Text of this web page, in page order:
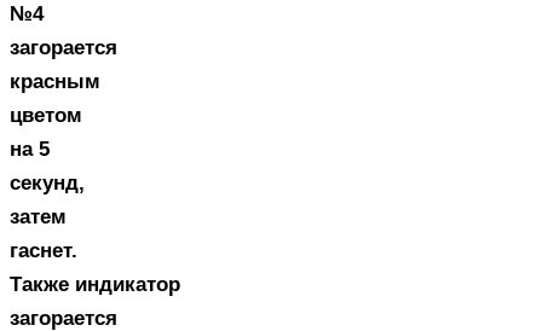
№4
загорается
красным
цветом
на 5
секунд,
затем
гаснет.
Также индикатор
загорается